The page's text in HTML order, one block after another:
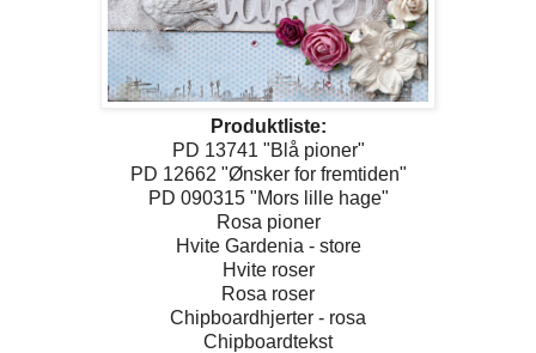
Produktliste:
PD 13741 "Blå pioner"
PD 12662 "Ønsker for fremtiden"
PD 090315 "Mors lille hage"
Rosa pioner
Hvite Gardenia - store
Hvite roser
Rosa roser
Chipboardhjerter - rosa
Chipboardtekst